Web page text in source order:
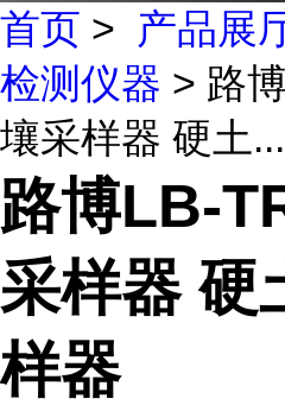
首页 > 产品展
检测仪器 > 路
壤采样器 硬土...
路博LB-
采样器 硬
样器